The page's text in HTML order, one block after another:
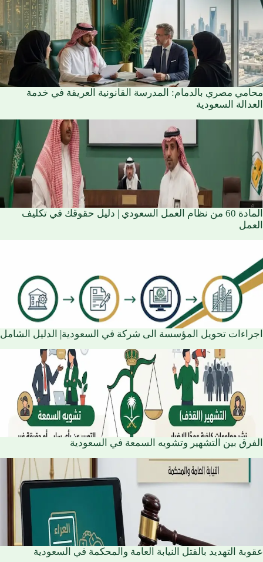
محامي مصري بالدمام: المدرسة القانونية العريقة في خدمة
العدالة السعودية
المادة 60 من نظام العمل السعودي | دليل حقوقك في تكليف
العمل
اجراءات تحويل المؤسسة الى شركة في السعودية| الدليل الشامل
الفرق بين التشهير وتشويه السمعة في السعودية
عقوبة التهديد بالقتل النيابة العامة والمحكمة في السعودية